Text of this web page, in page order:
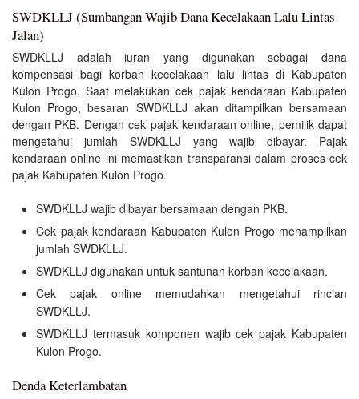
SWDKLLJ (Sumbangan Wajib Dana Kecelakaan Lalu Lintas
Jalan)
SWDKLLJ adalah iuran yang digunakan sebagai dana
kompensasi bagi korban kecelakaan lalu lintas di Kabupaten
Kulon Progo. Saat melakukan cek pajak kendaraan Kabupaten
Kulon Progo, besaran SWDKLLJ akan ditampilkan bersamaan
dengan PKB. Dengan cek pajak kendaraan online, pemilik dapat
mengetahui jumlah SWDKLLJ yang wajib dibayar. Pajak
kendaraan online ini memastikan transparansi dalam proses cek
pajak Kabupaten Kulon Progo.
SWDKLLJ wajib dibayar bersamaan dengan PKB.
Cek pajak kendaraan Kabupaten Kulon Progo menampilkan
jumlah SWDKLLJ.
SWDKLLJ digunakan untuk santunan korban kecelakaan.
Cek pajak online memudahkan mengetahui rincian
SWDKLLJ.
SWDKLLJ termasuk komponen wajib cek pajak Kabupaten
Kulon Progo.
Denda Keterlambatan